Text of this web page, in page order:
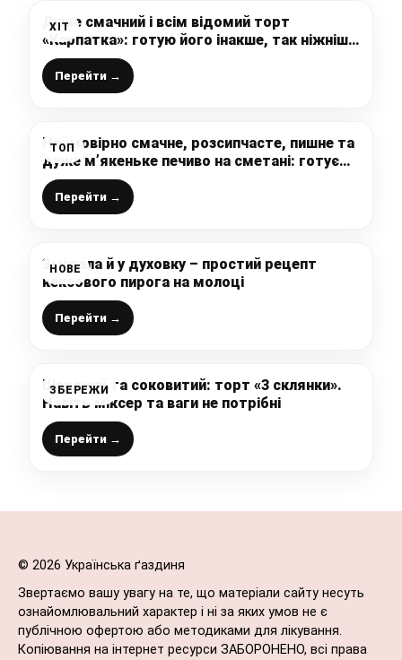
ХІТ
Дуже смачний і всім відомий торт
«Карпатка»: готую його інакше, так ніжніше
та смачніше виходить, ділюсь класним
рецептом
Перейти →
ТОП
Неймовірно смачне, розсипчасте, пишне та
дуже м’якеньке печиво на сметані: готуємо
просту випічку до чаю, яка сподобається
всім
Перейти →
НОВЕ
Змішала й у духовку – простий рецепт
кексового пирога на молоці
Перейти →
ЗБЕРЕЖИ
Швидкий та соковитий: торт «3 склянки».
Навіть міксер та ваги не потрібні
Перейти →
© 2026 Українська ґаздиня
Звертаємо вашу увагу на те, що матеріали сайту несуть
ознайомлювальний характер і ні за яких умов не є
публічною офертою або методиками для лікування.
Копіювання на інтернет ресурси ЗАБОРОНЕНО, всі права